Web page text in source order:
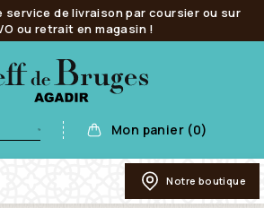
service de livraison par coursier ou sur
ou retrait en magasin !
Mon panier (0)
Notre boutique